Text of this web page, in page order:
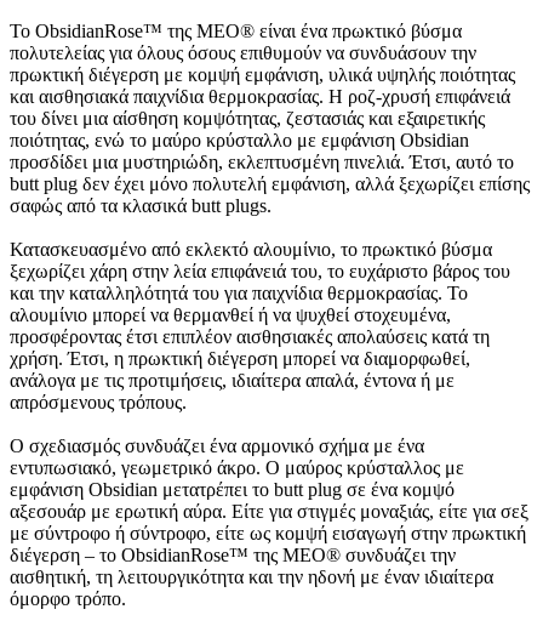
Το ObsidianRose™ της MEO® είναι ένα πρωκτικό βύσμα
πολυτελείας για όλους όσους επιθυμούν να συνδυάσουν την
πρωκτική διέγερση με κομψή εμφάνιση, υλικά υψηλής ποιότητας
και αισθησιακά παιχνίδια θερμοκρασίας. Η ροζ-χρυσή επιφάνειά
του δίνει μια αίσθηση κομψότητας, ζεστασιάς και εξαιρετικής
ποιότητας, ενώ το μαύρο κρύσταλλο με εμφάνιση Obsidian
προσδίδει μια μυστηριώδη, εκλεπτυσμένη πινελιά. Έτσι, αυτό το
butt plug δεν έχει μόνο πολυτελή εμφάνιση, αλλά ξεχωρίζει επίσης
σαφώς από τα κλασικά butt plugs.
Κατασκευασμένο από εκλεκτό αλουμίνιο, το πρωκτικό βύσμα
ξεχωρίζει χάρη στην λεία επιφάνειά του, το ευχάριστο βάρος του
και την καταλληλότητά του για παιχνίδια θερμοκρασίας. Το
αλουμίνιο μπορεί να θερμανθεί ή να ψυχθεί στοχευμένα,
προσφέροντας έτσι επιπλέον αισθησιακές απολαύσεις κατά τη
χρήση. Έτσι, η πρωκτική διέγερση μπορεί να διαμορφωθεί,
ανάλογα με τις προτιμήσεις, ιδιαίτερα απαλά, έντονα ή με
απρόσμενους τρόπους.
Ο σχεδιασμός συνδυάζει ένα αρμονικό σχήμα με ένα
εντυπωσιακό, γεωμετρικό άκρο. Ο μαύρος κρύσταλλος με
εμφάνιση Obsidian μετατρέπει το butt plug σε ένα κομψό
αξεσουάρ με ερωτική αύρα. Είτε για στιγμές μοναξιάς, είτε για σεξ
με σύντροφο ή σύντροφο, είτε ως κομψή εισαγωγή στην πρωκτική
διέγερση – το ObsidianRose™ της MEO® συνδυάζει την
αισθητική, τη λειτουργικότητα και την ηδονή με έναν ιδιαίτερα
όμορφο τρόπο.